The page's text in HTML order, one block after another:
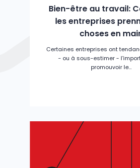
Bien-être au travail:
les entreprises
choses en
Certaines entreprises ont
- ou à sous-estimer -
promouvoir le...